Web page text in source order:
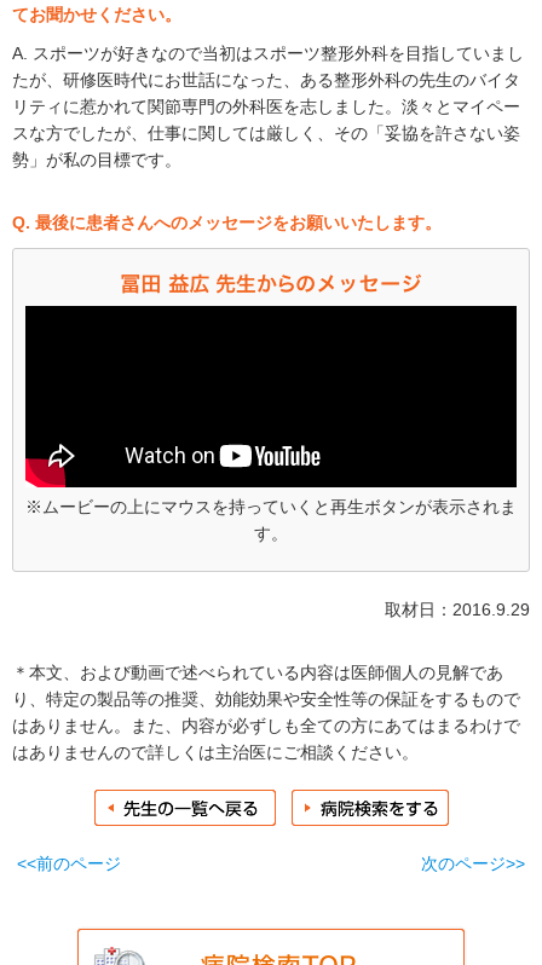
てお聞かせください。
A. スポーツが好きなので当初はスポーツ整形外科を目指していまし
たが、研修医時代にお世話になった、ある整形外科の先生のバイタ
リティに惹かれて関節専門の外科医を志しました。淡々とマイペー
スな方でしたが、仕事に関しては厳しく、その「妥協を許さない姿
勢」が私の目標です。
Q. 最後に患者さんへのメッセージをお願いいたします。
※ムービーの上にマウスを持っていくと再生ボタンが表示されま
す。
取材日：2016.9.29
＊本文、および動画で述べられている内容は医師個人の見解であ
り、特定の製品等の推奨、効能効果や安全性等の保証をするもので
はありません。また、内容が必ずしも全ての方にあてはまるわけで
はありませんので詳しくは主治医にご相談ください。
<<前のページ 次のページ>>